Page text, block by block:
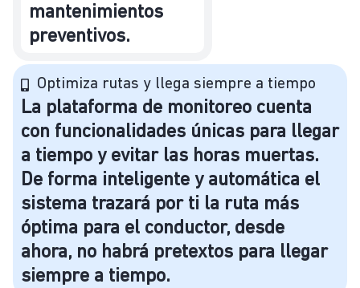
mantenimientos
preventivos.
Optimiza rutas y llega siempre a tiempo
La plataforma de monitoreo cuenta
con funcionalidades únicas para llegar
a tiempo y evitar las horas muertas.
De forma inteligente y automática el
sistema trazará por ti la ruta más
óptima para el conductor, desde
ahora, no habrá pretextos para llegar
siempre a tiempo.